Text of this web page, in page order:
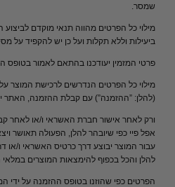
שמסר.
מילוי כל הפרטים מהווה תנאי מוקדם
ביעילות וללא תקלות ועל כן יש להקפיד על
פרטי המזמין יעודכנו בהתאם לאמור בטופס
מילוי כל הפרטים הנדרשים לרכישת המוצר
(להלן: ”ההזמנה”) עם קבלת ההזמנה, האתר
ורק לאחר אישור חברת האשראי ו/או לאחר
אפל פיי כפי שיובהר להלן, הפעולה תאושר
עבור המוצר יבוצע דרך כרטיס האשראי ו/או
להלן והכל בכפוף להימצאות המוצרים
הפרטים כפי שהוזנו בטופס ההזמנה על ידי